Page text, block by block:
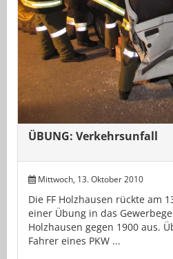
ÜBUNG: Verkehrsunfall
Mittwoch, 13. Oktober 2010
Die FF Holzhausen rückte am
einer Übung in das
Holzhausen gegen 1900 aus.
Fahrer eines PKW ...